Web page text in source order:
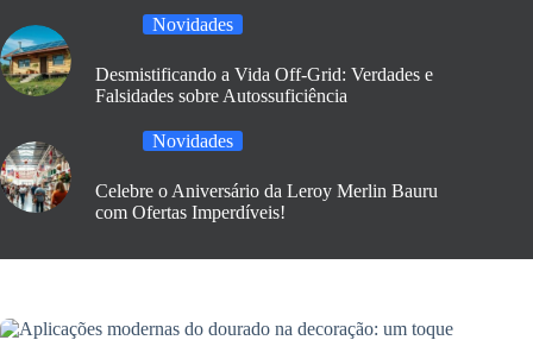
Novidades
Desmistificando a Vida Off-Grid: Verdades e
Falsidades sobre Autossuficiência
Novidades
Celebre o Aniversário da Leroy Merlin Bauru
com Ofertas Imperdíveis!